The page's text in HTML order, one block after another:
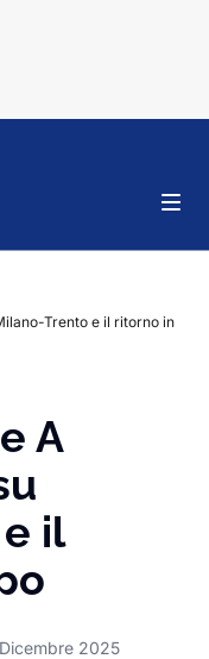
Trento e il ritorno in
A
il
2025